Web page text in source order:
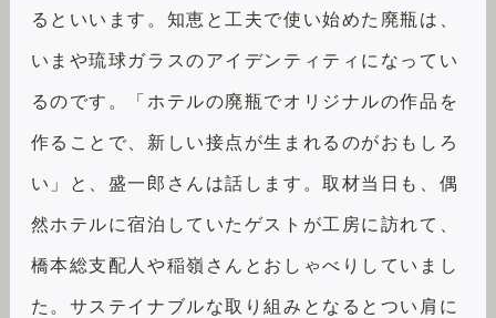
るといいます。知恵と工夫で使い始めた廃瓶は、
いまや琉球ガラスのアイデンティティになってい
るのです。「ホテルの廃瓶でオリジナルの作品を
作ることで、新しい接点が生まれるのがおもしろ
い」と、盛一郎さんは話します。取材当日も、偶
然ホテルに宿泊していたゲストが工房に訪れて、
橋本総支配人や稲嶺さんとおしゃべりしていまし
た。サステイナブルな取り組みとなるとつい肩に